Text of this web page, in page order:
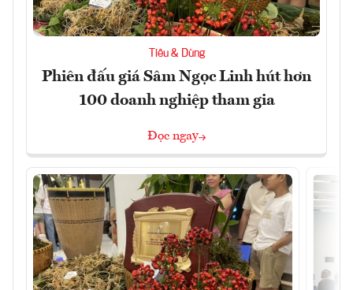
Tiêu & Dùng
Phiên đấu giá Sâm Ngọc Linh hút hơn
100 doanh nghiệp tham gia
Đọc ngay